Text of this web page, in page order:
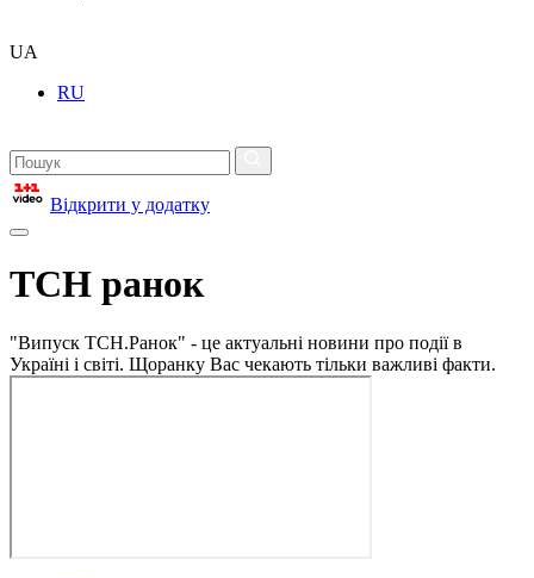
UA
RU
Відкрити у додатку
ТСН ранок
"Випуск ТСН.Ранок" - це актуальні новини про події в
Україні і світі. Щоранку Вас чекають тільки важливі факти.